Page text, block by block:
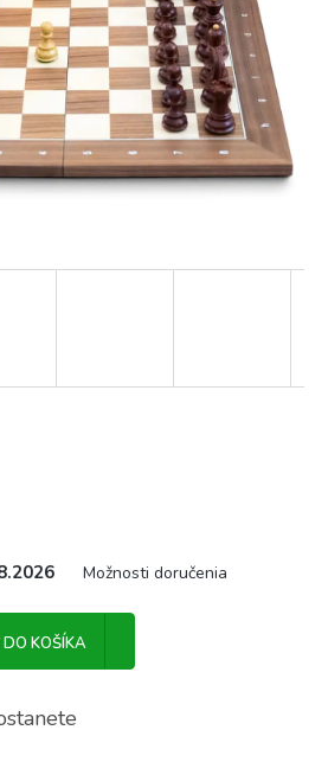
Možnosti doručenia
KOŠÍKA